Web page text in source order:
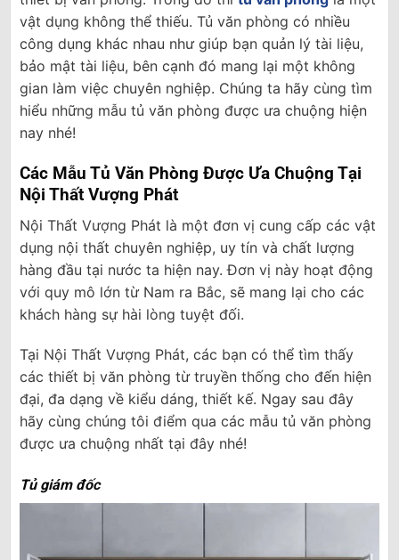
vật dụng không thể thiếu. Tủ văn phòng có nhiều
công dụng khác nhau như giúp bạn quản lý tài liệu,
bảo mật tài liệu, bên cạnh đó mang lại một không
gian làm việc chuyên nghiệp. Chúng ta hãy cùng tìm
hiểu những mẫu tủ văn phòng được ưa chuộng hiện
nay nhé!
Các Mẫu Tủ Văn Phòng Được Ưa Chuộng Tại
Nội Thất Vượng Phát
Nội Thất Vượng Phát là một đơn vị cung cấp các vật
dụng nội thất chuyên nghiệp, uy tín và chất lượng
hàng đầu tại nước ta hiện nay. Đơn vị này hoạt động
với quy mô lớn từ Nam ra Bắc, sẽ mang lại cho các
khách hàng sự hài lòng tuyệt đối.
Tại Nội Thất Vượng Phát, các bạn có thể tìm thấy
các thiết bị văn phòng từ truyền thống cho đến hiện
đại, đa dạng về kiểu dáng, thiết kế. Ngay sau đây
hãy cùng chúng tôi điểm qua các mẫu tủ văn phòng
được ưa chuộng nhất tại đây nhé!
Tủ giám đốc